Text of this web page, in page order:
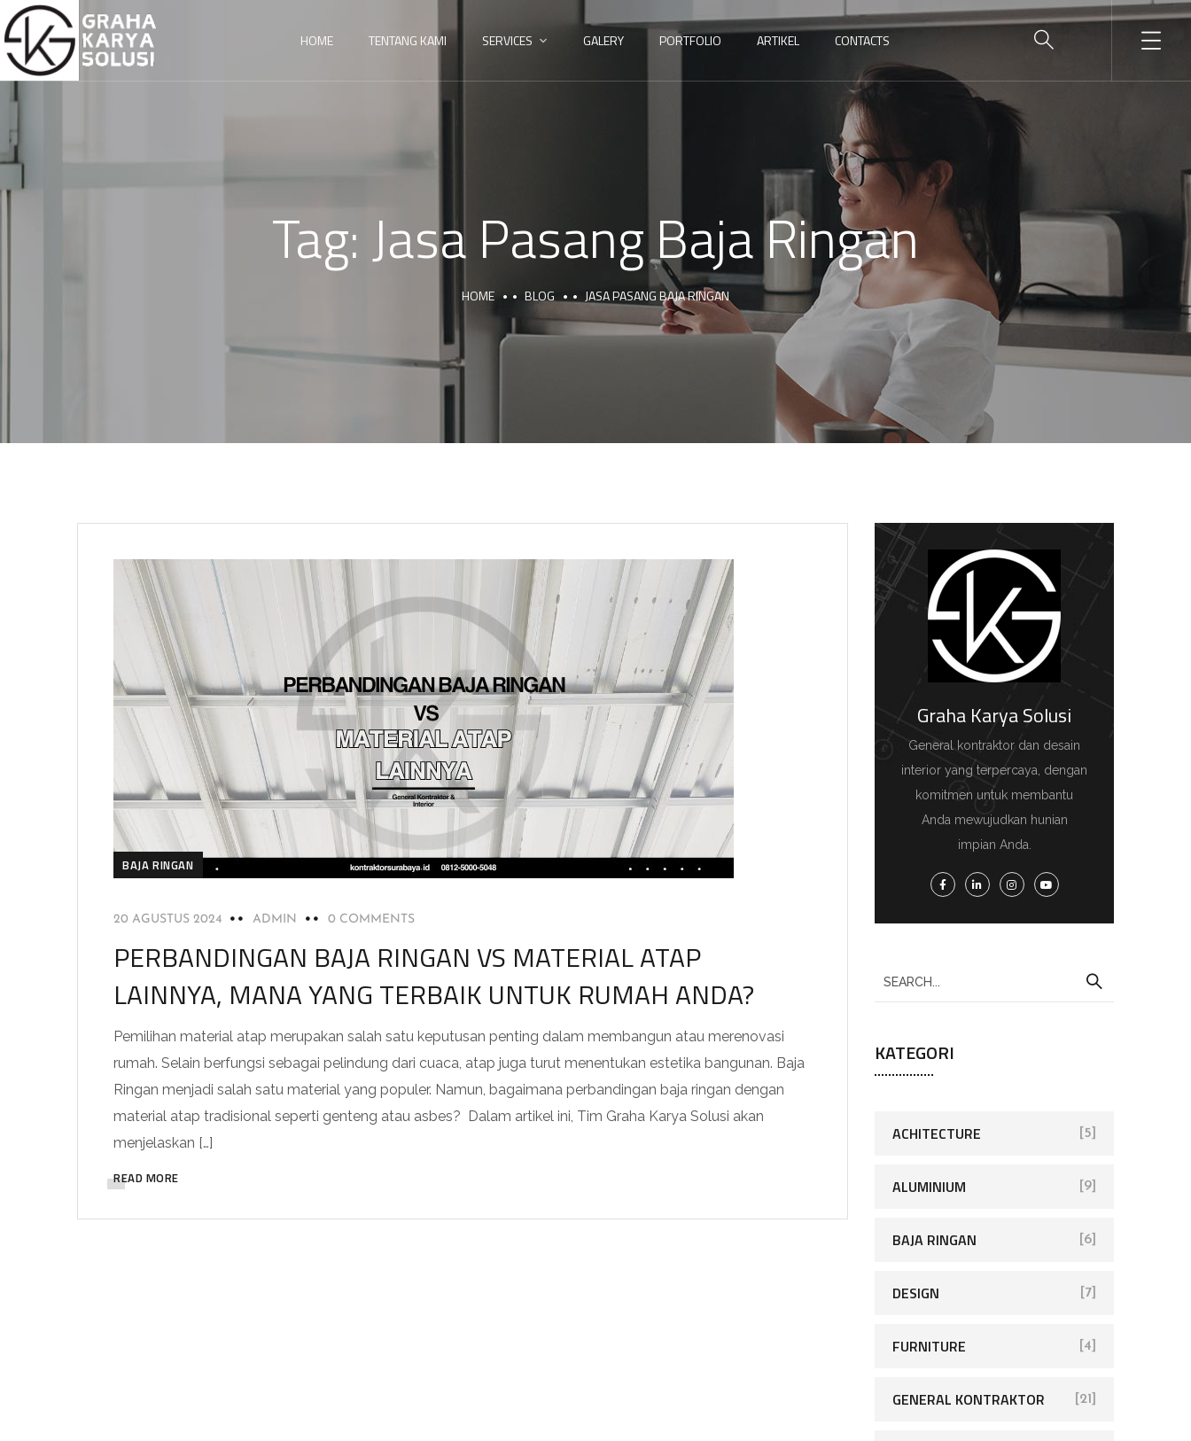
HOME TENTANG KAMI SERVICES GALERY PORTFOLIO ARTIKEL CONTACTS
Tag:Jasa Pasang Baja Ringan
HOME BLOG JASA PASANG BAJA RINGAN
BAJA RINGAN
20 AGUSTUS 2024 ADMIN 0 COMMENTS
PERBANDINGAN BAJA RINGAN VS MATERIAL ATAP
LAINNYA, MANA YANG TERBAIK UNTUK RUMAH ANDA?
Pemilihan material atap merupakan salah satu keputusan penting dalam membangun atau merenovasi
rumah. Selain berfungsi sebagai pelindung dari cuaca, atap juga turut menentukan estetika bangunan. Baja
Ringan menjadi salah satu material yang populer. Namun, bagaimana perbandingan baja ringan dengan
material atap tradisional seperti genteng atau asbes? Dalam artikel ini, Tim Graha Karya Solusi akan
menjelaskan […]
READ MORE
Graha Karya Solusi
General kontraktor dan desain
interior yang terpercaya, dengan
komitmen untuk membantu
Anda mewujudkan hunian
impian Anda.
KATEGORI
ACHITECTURE [5]
ALUMINIUM [9]
BAJA RINGAN [6]
DESIGN [7]
FURNITURE [4]
GENERAL KONTRAKTOR [21]